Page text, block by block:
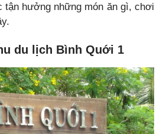
tận hưởng những món ăn gì, chơi
du lịch Bình Quới 1